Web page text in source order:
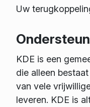
Uw
KDE is een
die alleen
van vele
leveren. KDE is